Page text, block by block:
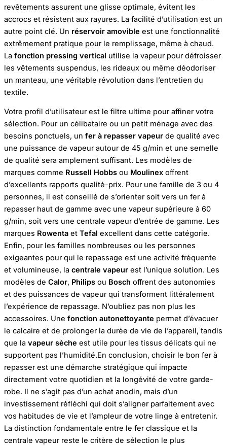
revêtements assurent une glisse optimale, évitent les
accrocs et résistent aux rayures. La facilité d’utilisation est un
autre point clé. Un réservoir amovible est une fonctionnalité
extrêmement pratique pour le remplissage, même à chaud.
La fonction pressing vertical utilise la vapeur pour défroisser
les vêtements suspendus, les rideaux ou même déodoriser
un manteau, une véritable révolution dans l’entretien du
textile.
Votre profil d’utilisateur est le filtre ultime pour affiner votre
sélection. Pour un célibataire ou un petit ménage avec des
besoins ponctuels, un fer à repasser vapeur de qualité avec
une puissance de vapeur autour de 45 g/min et une semelle
de qualité sera amplement suffisant. Les modèles de
marques comme Russell Hobbs ou Moulinex offrent
d’excellents rapports qualité-prix. Pour une famille de 3 ou 4
personnes, il est conseillé de s’orienter soit vers un fer à
repasser haut de gamme avec une vapeur supérieure à 60
g/min, soit vers une centrale vapeur d’entrée de gamme. Les
marques Rowenta et Tefal excellent dans cette catégorie.
Enfin, pour les familles nombreuses ou les personnes
exigeantes pour qui le repassage est une activité fréquente
et volumineuse, la centrale vapeur est l’unique solution. Les
modèles de Calor, Philips ou Bosch offrent des autonomies
et des puissances de vapeur qui transforment littéralement
l’expérience de repassage. N’oubliez pas non plus les
accessoires. Une fonction autonettoyante permet d’évacuer
le calcaire et de prolonger la durée de vie de l’appareil, tandis
que la vapeur sèche est utile pour les tissus délicats qui ne
supportent pas l’humidité.En conclusion, choisir le bon fer à
repasser est une démarche stratégique qui impacte
directement votre quotidien et la longévité de votre garde-
robe. Il ne s’agit pas d’un achat anodin, mais d’un
investissement réfléchi qui doit s’aligner parfaitement avec
vos habitudes de vie et l’ampleur de votre linge à entretenir.
La distinction fondamentale entre le fer classique et la
centrale vapeur reste le critère de sélection le plus